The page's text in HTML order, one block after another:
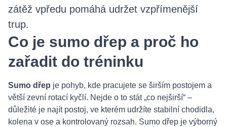
zátěž vpředu pomáhá udržet vzpřímenější
trup.
Co je sumo dřep a proč ho
zařadit do tréninku
Sumo dřep je pohyb, kde pracujete se širším postojem a
větší zevní rotací kyčlí. Nejde o to stát „co nejširší“ –
důležité je najít postoj, ve kterém udržíte stabilní chodidla,
kolena v ose a kontrolovaný rozsah. Sumo dřep je výborný